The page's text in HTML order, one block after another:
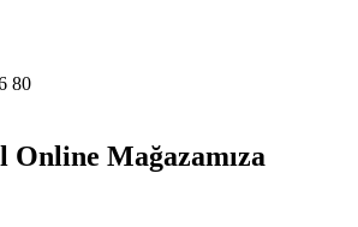
80
Mağazamıza